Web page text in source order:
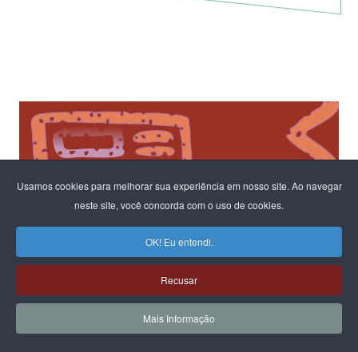
Usamos cookies para melhorar sua experiência em nosso site. Ao navegar
neste site, você concorda com o uso de cookies.
OK! Eu entendi.
Recusar
Mais Informação